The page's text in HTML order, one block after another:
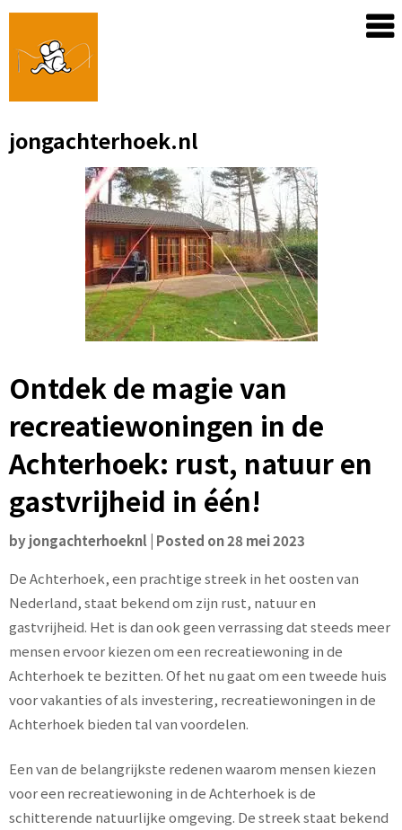
Skip
content
jongachterhoek.nl
Ontdek de magie van
recreatiewoningen in de
Achterhoek: rust, natuur en
gastvrijheid in één!
byjongachterhoeknl Posted on28 mei 2023
De Achterhoek, een prachtige streek in het oosten van
Nederland, staat bekend om zijn rust, natuur en
gastvrijheid. Het is dan ook geen verrassing dat steeds meer
mensen ervoor kiezen om een recreatiewoning in de
Achterhoek te bezitten. Of het nu gaat om een tweede huis
voor vakanties of als investering, recreatiewoningen in de
Achterhoek bieden tal van voordelen.
Een van de belangrijkste redenen waarom mensen kiezen
voor een recreatiewoning in de Achterhoek is de
schitterende natuurlijke omgeving. De streek staat bekend